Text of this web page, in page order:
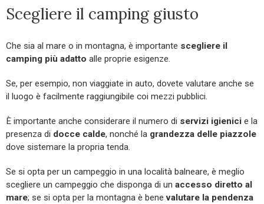
Scegliere il camping giusto
Che sia al mare o in montagna, è importante scegliere il
camping più adatto alle proprie esigenze.
Se, per esempio, non viaggiate in auto, dovete valutare anche se
il luogo è facilmente raggiungibile coi mezzi pubblici.
È importante anche considerare il numero di servizi igienici e la
presenza di docce calde, nonché la grandezza delle piazzole
dove sistemare la propria tenda.
Se si opta per un campeggio in una località balneare, è meglio
scegliere un campeggio che disponga di un accesso diretto al
mare; se si opta per la montagna è benevalutare la pendenza